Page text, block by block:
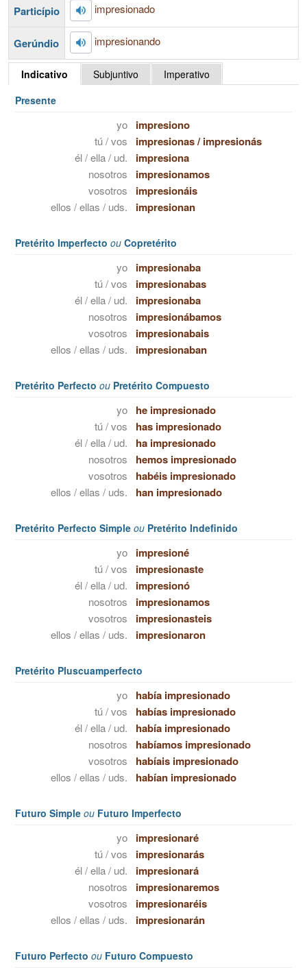
Particípio impresionado
Gerúndio impresionando
Indicativo Subjuntivo
Imperativo
Presente
yo impresiono
tú / vos impresionas/impresionás
él / ella / ud. impresiona
nosotros impresionamos
vosotros impresionáis
ellos / ellas / uds. impresionan
Pretérito Imperfecto ou Copretérito
yo impresionaba
tú / vos impresionabas
él / ella / ud. impresionaba
nosotros impresionábamos
vosotros impresionabais
ellos / ellas / uds. impresionaban
Pretérito Perfecto ou Pretérito Compuesto
yo he impresionado
tú / vos has impresionado
él / ella / ud. ha impresionado
nosotros hemos impresionado
vosotros habéis impresionado
ellos / ellas / uds. han impresionado
Pretérito Perfecto Simple ou Pretérito Indefinido
yo impresioné
tú / vos impresionaste
él / ella / ud. impresionó
nosotros impresionamos
vosotros impresionasteis
ellos / ellas / uds. impresionaron
Pretérito Pluscuamperfecto
yo había impresionado
tú / vos habías impresionado
él / ella / ud. había impresionado
nosotros habíamos impresionado
vosotros habíais impresionado
ellos / ellas / uds. habían impresionado
Futuro Simple ou Futuro Imperfecto
yo impresionaré
tú / vos impresionarás
él / ella / ud. impresionará
nosotros impresionaremos
vosotros impresionaréis
ellos / ellas / uds. impresionarán
Futuro Perfecto ou Futuro Compuesto